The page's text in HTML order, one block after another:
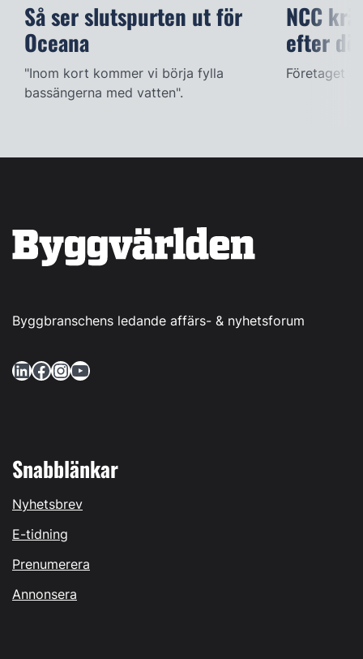
Så ser slutspurten ut för
Oceana
"Inom kort kommer vi börja fylla
bassängerna med vatten".
NCC
efter
Företaget
Byggbranschens ledande affärs- & nyhetsforum
LinkedIn Facebook InstagramYouTube
Snabblänkar
Nyhetsbrev
E-tidning
Prenumerera
Annonsera